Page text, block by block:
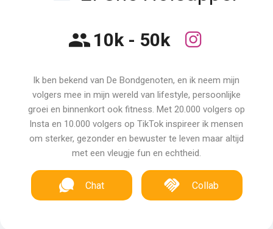
10k - 50k
Ik ben bekend van De Bondgenoten, en ik neem mijn
volgers mee in mijn wereld van lifestyle, persoonlijke
groei en binnenkort ook fitness. Met 20.000 volgers op
Insta en 10.000 volgers op TikTok inspireer ik mensen
om sterker, gezonder en bewuster te leven maar altijd
met een vleugje fun en echtheid.
Chat Collab